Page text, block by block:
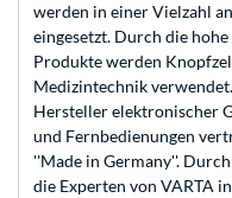
werden in einer Vielzahl
eingesetzt. Durch die
Produkte werden
Medizintechnik
Hersteller elektronischer
und Fernbedienungen
''Made in Germany''.
die Experten von VARTA